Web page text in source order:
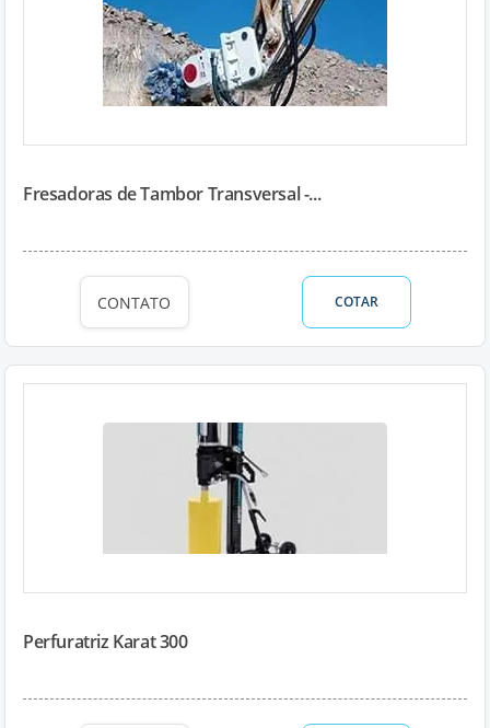
Fresadoras de Tambor Transversal -...
CONTATO COTAR
Perfuratriz Karat 300